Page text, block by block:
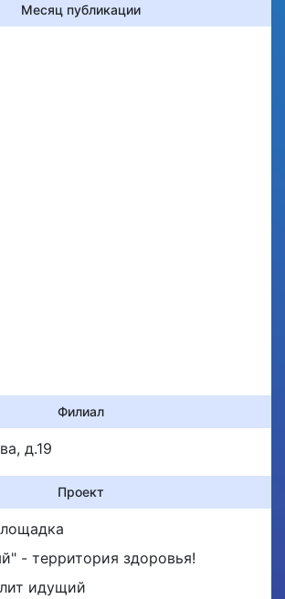
Месяц публикации
Филиал
д.19
Проект
- территория здоровья!
идущий